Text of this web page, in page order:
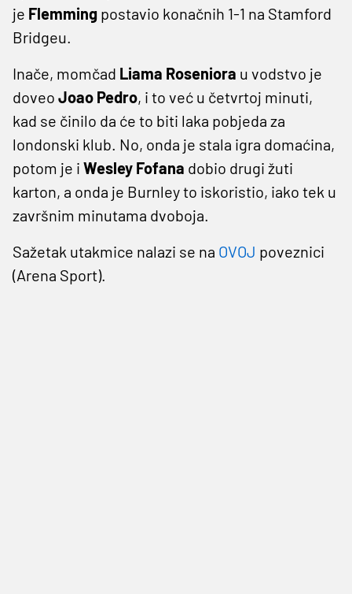
je Flemming postavio konačnih 1-1 na Stamford
Bridgeu.
Inače, momčad Liama Roseniora u vodstvo je
doveo Joao Pedro, i to već u četvrtoj minuti,
kad se činilo da će to biti laka pobjeda za
londonski klub. No, onda je stala igra domaćina,
potom je i Wesley Fofana dobio drugi žuti
karton, a onda je Burnley to iskoristio, iako tek u
završnim minutama dvoboja.
Sažetak utakmice nalazi se na OVOJ poveznici
(Arena Sport).